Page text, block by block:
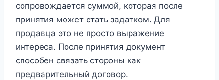
сопровождается суммой, которая после
принятия может стать задатком. Для
продавца это не просто выражение
интереса. После принятия документ
способен связать стороны как
предварительный договор.